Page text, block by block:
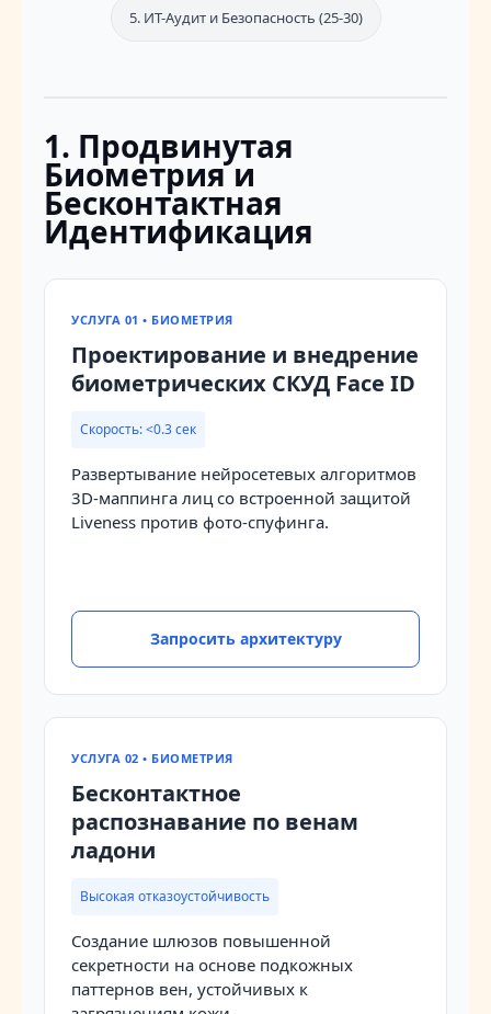
5. ИТ-Аудит и Безопасность (25-30)
1. Продвинутая
Биометрия и
Бесконтактная
Идентификация
УСЛУГА 01 • БИОМЕТРИЯ
Проектирование и внедрение
биометрических СКУД Face ID
Скорость: <0.3 сек
Развертывание нейросетевых алгоритмов
3D-маппинга лиц со встроенной защитой
Liveness против фото-спуфинга.
Запросить архитектуру
УСЛУГА 02 • БИОМЕТРИЯ
Бесконтактное
распознавание по венам
ладони
Высокая отказоустойчивость
Создание шлюзов повышенной
секретности на основе подкожных
паттернов вен, устойчивых к